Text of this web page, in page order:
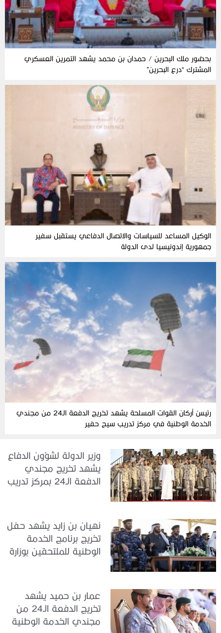
بحضور ملك البحرين / حمدان بن محمد يشهد التمرين العسكري
المشترك “درع البحرين”
الوكيل المساعد للسياسات والاتصال الدفاعي يستقبل سفير
جمهورية إندونيسيا لدى الدولة
رئيسُ أركان القوات المسلحة يشهد تخريج الدفعة الـ24 من مجندي
الخدمة الوطنية في مركز تدريب سيح حفير
وزير الدولة لشؤون الدفاع
يشهد تخريج مجندي
الدفعة الـ24 بمركز تدريب
نهيان بن زايد يشهد حفل
تخريج برنامج الخدمة
الوطنية للملتحقين بوزارة
عمار بن حميد يشهد
تخريج الدفعة الـ24 من
مجندي الخدمة الوطنية